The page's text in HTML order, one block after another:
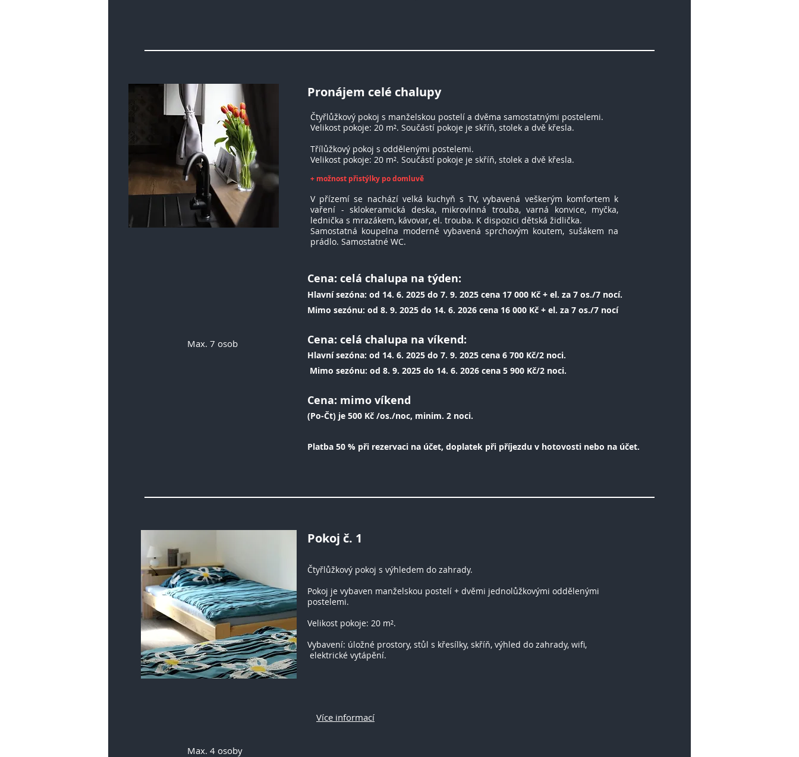
Max. 7 osob
Pronájem celé chalupy
Čtyřlůžkový pokoj s manželskou postelí a dvěma samostatnými postelemi.
Velikost pokoje: 20 m². Součástí pokoje je skříň, stolek a dvě křesla.
Třílůžkový pokoj s oddělenými postelemi.
Velikost pokoje: 20 m². Součástí pokoje je skříň, stolek a dvě křesla.
+ možnost přistýlky po domluvě
V přízemí se nachází velká kuchyň s TV, vybavená veškerým komfortem k
vaření - sklokeramická deska, mikrovlnná trouba, varná konvice, myčka,
lednička s mrazákem, kávovar, el. trouba. K dispozici dětská židlička.
Samostatná koupelna moderně vybavená sprchovým koutem, sušákem na
prádlo. Samostatné WC.
Cena: celá chalupa na týden:
Hlavní sezóna: od 14. 6. 2025 do 7. 9. 2025 cena 17 000 Kč + el. za 7 os./7 nocí.
Mimo sezónu: od 8. 9. 2025 do 14. 6. 2026 cena 16 000 Kč + el. za 7 os./7 nocí
Cena: celá chalupa na víkend:
Hlavní sezóna: od 14. 6. 2025 do 7. 9. 2025 cena 6 700 Kč/2 noci.
Mimo sezónu: od 8. 9. 2025 do 14. 6. 2026 cena 5 900 Kč/2 noci.
Cena: mimo víkend
(Po-Čt) je 500 Kč /os./noc, minim. 2 noci.
Platba 50 % při rezervaci na účet, doplatek při příjezdu v hotovosti nebo na účet.
Pokoj č. 1
Čtyřlůžkový pokoj s výhledem do zahrady.
Pokoj je vybaven manželskou postelí + dvěmi jednolůžkovými oddělenými
postelemi.
Velikost pokoje: 20 m².
Vybavení: úložné prostory, stůl s křesílky, skříň, výhled do zahrady, wifi,
elektrické vytápění.
Více informací
Max. 4 osoby